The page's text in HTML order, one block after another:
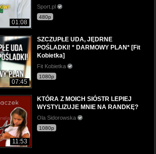
01:08
Sport.pl
480p
07:45
SZCZUPŁE UDA, JĘDRNE
POŚLADKI! * DARMOWY PLAN* [Fit
Kobietka]
Fit Kobietka
1080p
11:53
KTÓRA Z MOICH SIÓSTR LEPIEJ
WYSTYLIZUJE MNIE NA RANDKĘ?
Ola Sidorowska
1080p